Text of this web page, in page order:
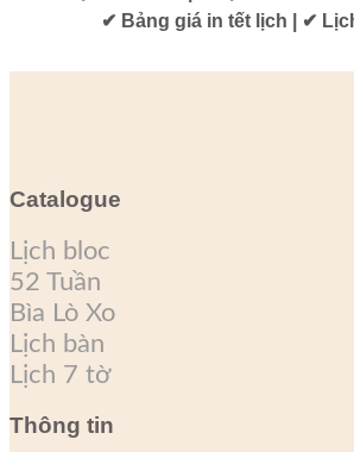
✔ Bảng giá in tết lịch | ✔
Catalogue
Lịch bloc
52 Tuần
Bìa Lò Xo
Lịch bàn
Lịch 7 tờ
Thông tin